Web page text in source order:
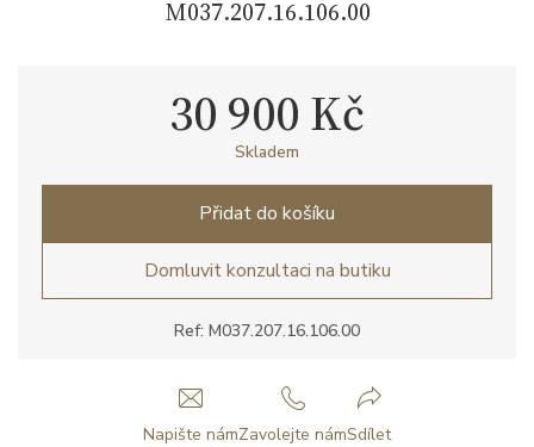
M037.207.16.106.00
Ref: M037.207.16.106.00
30 900 Kč
Skladem
Přidat do košíku
Domluvit konzultaci na butiku
Napište námZavolejte námSdílet